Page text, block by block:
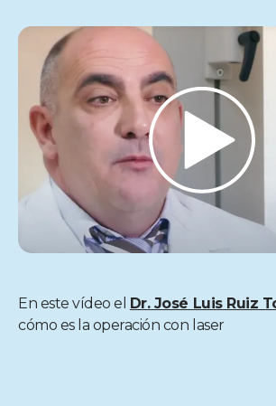
En este vídeo el Dr. José Luis Ruiz
cómo es la operación con laser